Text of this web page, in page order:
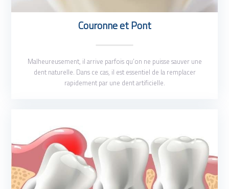
Couronne et Pont
Malheureusement, il arrive parfois qu’on ne puisse sauver une
dent naturelle. Dans ce cas, il est essentiel de la remplacer
rapidement par une dent artificielle.